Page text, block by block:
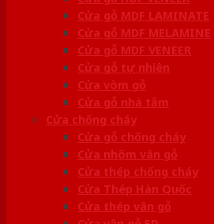
Cửa gỗ MDF LAMINATE
Cửa gỗ MDF MELAMINE
Cửa gỗ MDF VENEER
Cửa gỗ tự nhiên
Cửa vòm gỗ
Cửa gỗ nhà tắm
Cửa chống cháy
Cửa gỗ chống cháy
Cửa nhôm vân gỗ
Cửa thép chống cháy
Cửa Thép Hàn Quốc
Cửa thép vân gỗ